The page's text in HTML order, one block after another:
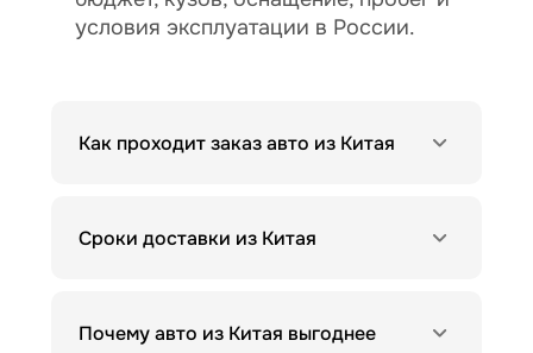
условия эксплуатации в России.
Как проходит заказ авто из Китая
Сроки доставки из Китая
Почему авто из Китая выгоднее